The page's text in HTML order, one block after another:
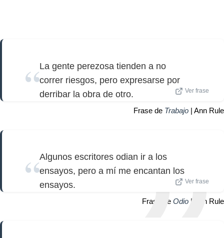
La gente perezosa tienden a no
correr riesgos, pero expresarse por
derribar la obra de otro.
Ver frase
Frase de Trabajo | Ann Rule
Algunos escritores odian ir a los
ensayos, pero a mí me encantan los
ensayos.
Ver frase
Frase de Odio | Ann Rule